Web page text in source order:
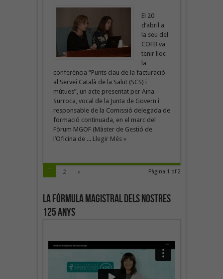
El 20
d’abril a
la seu del
COFB va
tenir lloc
la
conferència “Punts clau de la facturació
al Servei Català de la Salut (SCS) i
mútues”, un acte presentat per Aina
Surroca, vocal de la Junta de Govern i
responsable de la Comissió delegada de
formació continuada, en el marc del
Fòrum MGOF (Màster de Gestió de
l’Oficina de ... Llegir Més »
Pàgina 1 of 2
1 2 »
La fórmula magistral dels nostres
125 anys